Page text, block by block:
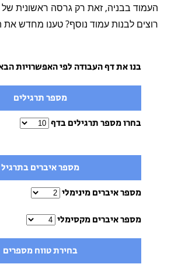
העמוד בבניה, זאת רק גרסה ראשונית של
רוצים לבנות עמוד נוסף? טענו מחדש את